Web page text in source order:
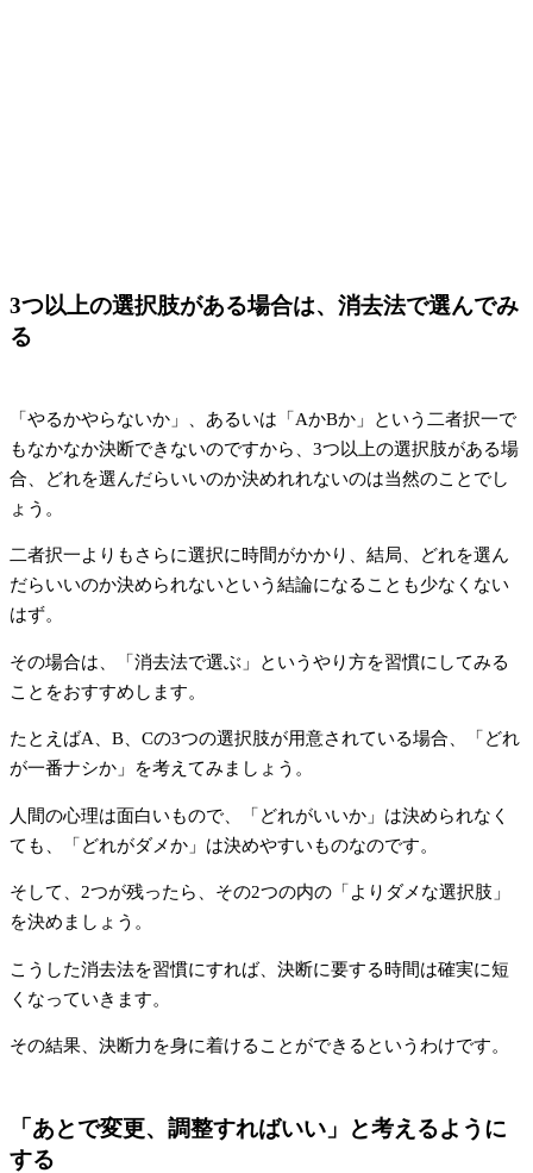
3つ以上の選択肢がある場合は、消去法で選んでみ
る
「やるかやらないか」、あるいは「AかBか」という二者択一で
もなかなか決断できないのですから、3つ以上の選択肢がある場
合、どれを選んだらいいのか決めれれないのは当然のことでし
ょう。
二者択一よりもさらに選択に時間がかかり、結局、どれを選ん
だらいいのか決められないという結論になることも少なくない
はず。
その場合は、「消去法で選ぶ」というやり方を習慣にしてみる
ことをおすすめします。
たとえばA、B、Cの3つの選択肢が用意されている場合、「どれ
が一番ナシか」を考えてみましょう。
人間の心理は面白いもので、「どれがいいか」は決められなく
ても、「どれがダメか」は決めやすいものなのです。
そして、2つが残ったら、その2つの内の「よりダメな選択肢」
を決めましょう。
こうした消去法を習慣にすれば、決断に要する時間は確実に短
くなっていきます。
その結果、決断力を身に着けることができるというわけです。
「あとで変更、調整すればいい」と考えるように
する